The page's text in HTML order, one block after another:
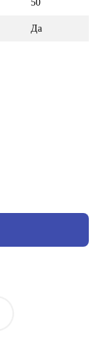
50
Да